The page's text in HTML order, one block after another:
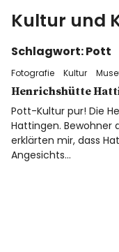
Kultur und
kultur & kunst
Ausstellungen
Spiele
Schlagwort:Pott
Fotografie Kultur
Henrichshütte
Pott-Kultur pur! Die
Hattingen. Bewohner
erklärten mir, dass
Angesichts…